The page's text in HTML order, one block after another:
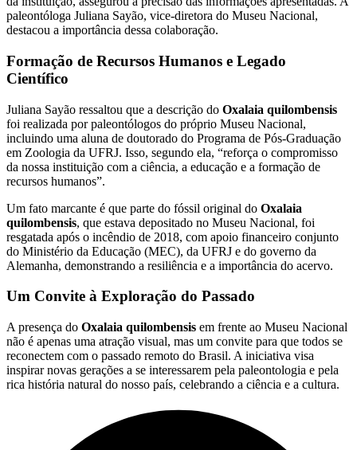
paleontóloga Juliana Sayão, vice-diretora do Museu Nacional,
destacou a importância dessa colaboração.
Formação de Recursos Humanos e Legado
Científico
Juliana Sayão ressaltou que a descrição do Oxalaia quilombensis
foi realizada por paleontólogos do próprio Museu Nacional,
incluindo uma aluna de doutorado do Programa de Pós-Graduação
em Zoologia da UFRJ. Isso, segundo ela, “reforça o compromisso
da nossa instituição com a ciência, a educação e a formação de
recursos humanos”.
Um fato marcante é que parte do fóssil original do Oxalaia
quilombensis, que estava depositado no Museu Nacional, foi
resgatada após o incêndio de 2018, com apoio financeiro conjunto
do Ministério da Educação (MEC), da UFRJ e do governo da
Alemanha, demonstrando a resiliência e a importância do acervo.
Um Convite à Exploração do Passado
A presença do Oxalaia quilombensis em frente ao Museu Nacional
não é apenas uma atração visual, mas um convite para que todos se
reconectem com o passado remoto do Brasil. A iniciativa visa
inspirar novas gerações a se interessarem pela paleontologia e pela
rica história natural do nosso país, celebrando a ciência e a cultura.